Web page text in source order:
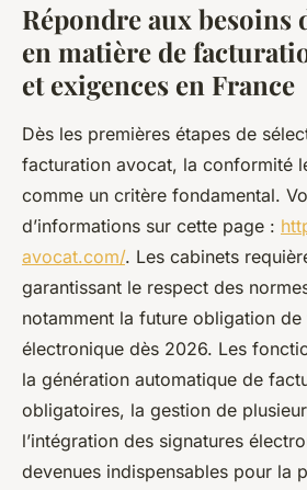
Répondre aux besoins
en matière de
et exigences en France
Dès les premières étapes de
facturation avocat, la conformité
comme un critère fondamental.
d’informations sur cette page :
avocat.com/. Les cabinets
garantissant le respect des
notamment la future obligation
électronique dès 2026. Les
la génération automatique de
obligatoires, la gestion de
l’intégration des signatures
devenues indispensables pour la